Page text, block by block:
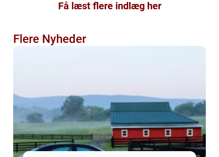
Få læst flere indlæg her
Flere Nyheder